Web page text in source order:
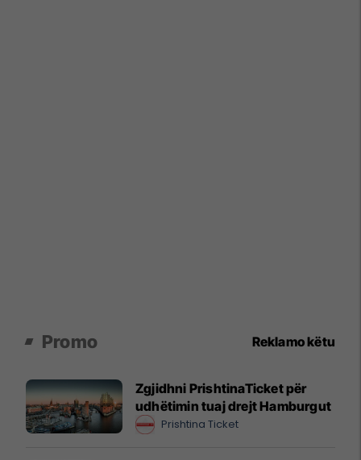
Promo Reklamo këtu
Zgjidhni PrishtinaTicket për
udhëtimin tuaj drejt Hamburgut
Prishtina Ticket